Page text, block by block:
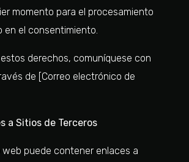
momento para el procesamiento
en el consentimiento.
derechos, comuníquese con
de [Correo electrónico de
a Sitios de Terceros
web puede contener enlaces a